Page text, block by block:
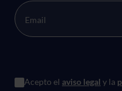
Acepto el aviso legal y la